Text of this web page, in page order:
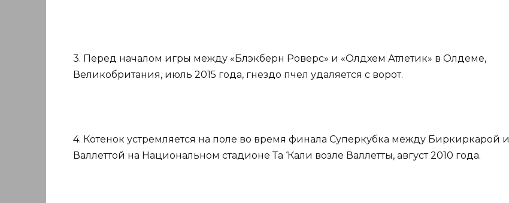
3. Перед началом игры между «Блэкберн Роверс» и «Олдхем Атлетик» в Олдеме,
Великобритания, июль 2015 года, гнездо пчел удаляется с ворот.
4. Котенок устремляется на поле во время финала Суперкубка между Биркиркарой и
Валлеттой на Национальном стадионе Та ‘Кали возле Валлетты, август 2010 года.